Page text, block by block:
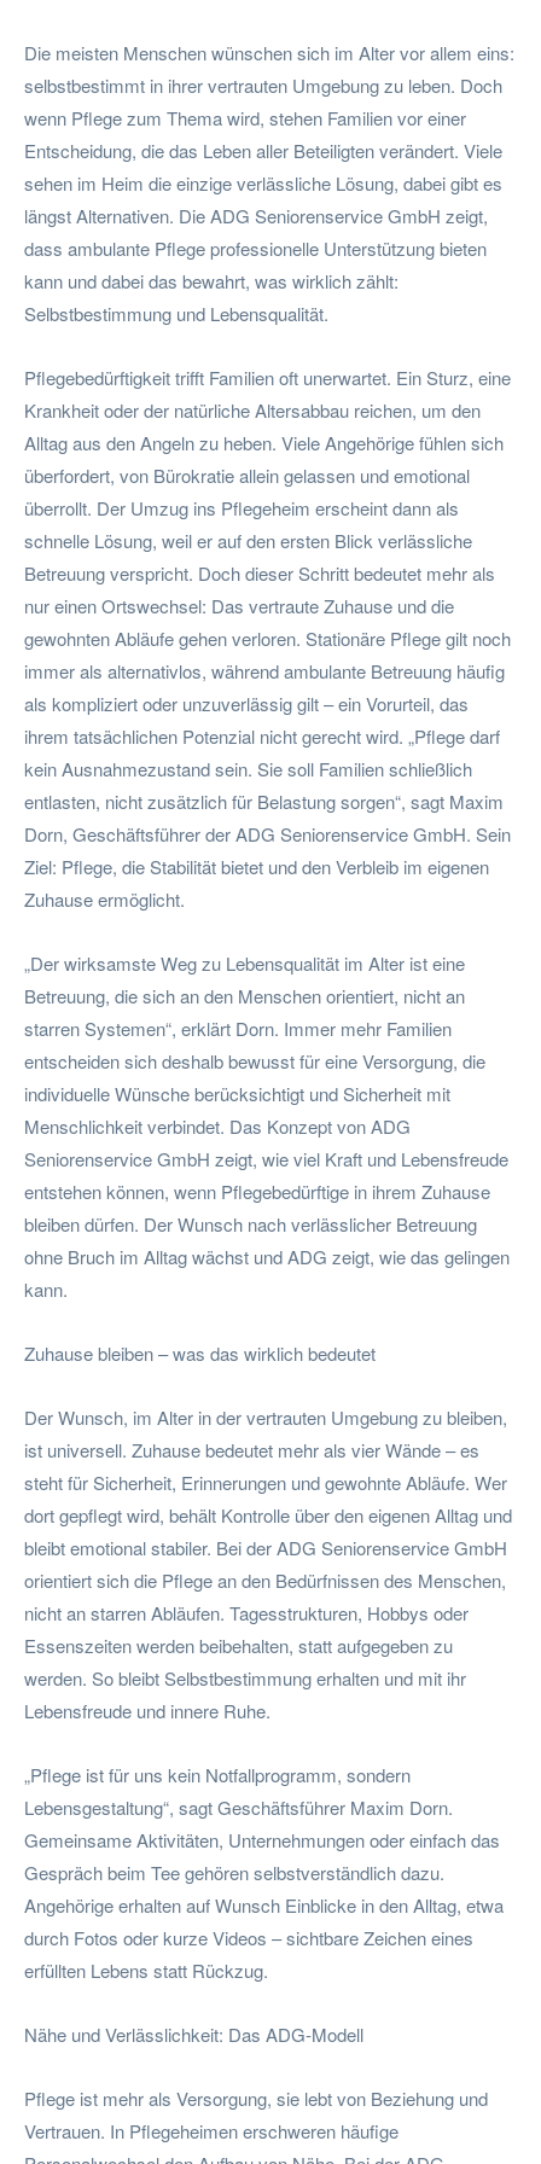
Die meisten Menschen wünschen sich im Alter vor allem eins:
selbstbestimmt in ihrer vertrauten Umgebung zu leben. Doch
wenn Pflege zum Thema wird, stehen Familien vor einer
Entscheidung, die das Leben aller Beteiligten verändert. Viele
sehen im Heim die einzige verlässliche Lösung, dabei gibt es
längst Alternativen. Die ADG Seniorenservice GmbH zeigt,
dass ambulante Pflege professionelle Unterstützung bieten
kann und dabei das bewahrt, was wirklich zählt:
Selbstbestimmung und Lebensqualität.
Pflegebedürftigkeit trifft Familien oft unerwartet. Ein Sturz, eine
Krankheit oder der natürliche Altersabbau reichen, um den
Alltag aus den Angeln zu heben. Viele Angehörige fühlen sich
überfordert, von Bürokratie allein gelassen und emotional
überrollt. Der Umzug ins Pflegeheim erscheint dann als
schnelle Lösung, weil er auf den ersten Blick verlässliche
Betreuung verspricht. Doch dieser Schritt bedeutet mehr als
nur einen Ortswechsel: Das vertraute Zuhause und die
gewohnten Abläufe gehen verloren. Stationäre Pflege gilt noch
immer als alternativlos, während ambulante Betreuung häufig
als kompliziert oder unzuverlässig gilt – ein Vorurteil, das
ihrem tatsächlichen Potenzial nicht gerecht wird. „Pflege darf
kein Ausnahmezustand sein. Sie soll Familien schließlich
entlasten, nicht zusätzlich für Belastung sorgen“, sagt Maxim
Dorn, Geschäftsführer der ADG Seniorenservice GmbH. Sein
Ziel: Pflege, die Stabilität bietet und den Verbleib im eigenen
Zuhause ermöglicht.
„Der wirksamste Weg zu Lebensqualität im Alter ist eine
Betreuung, die sich an den Menschen orientiert, nicht an
starren Systemen“, erklärt Dorn. Immer mehr Familien
entscheiden sich deshalb bewusst für eine Versorgung, die
individuelle Wünsche berücksichtigt und Sicherheit mit
Menschlichkeit verbindet. Das Konzept von ADG
Seniorenservice GmbH zeigt, wie viel Kraft und Lebensfreude
entstehen können, wenn Pflegebedürftige in ihrem Zuhause
bleiben dürfen. Der Wunsch nach verlässlicher Betreuung
ohne Bruch im Alltag wächst und ADG zeigt, wie das gelingen
kann.
Zuhause bleiben – was das wirklich bedeutet
Der Wunsch, im Alter in der vertrauten Umgebung zu bleiben,
ist universell. Zuhause bedeutet mehr als vier Wände – es
steht für Sicherheit, Erinnerungen und gewohnte Abläufe. Wer
dort gepflegt wird, behält Kontrolle über den eigenen Alltag und
bleibt emotional stabiler. Bei der ADG Seniorenservice GmbH
orientiert sich die Pflege an den Bedürfnissen des Menschen,
nicht an starren Abläufen. Tagesstrukturen, Hobbys oder
Essenszeiten werden beibehalten, statt aufgegeben zu
werden. So bleibt Selbstbestimmung erhalten und mit ihr
Lebensfreude und innere Ruhe.
„Pflege ist für uns kein Notfallprogramm, sondern
Lebensgestaltung“, sagt Geschäftsführer Maxim Dorn.
Gemeinsame Aktivitäten, Unternehmungen oder einfach das
Gespräch beim Tee gehören selbstverständlich dazu.
Angehörige erhalten auf Wunsch Einblicke in den Alltag, etwa
durch Fotos oder kurze Videos – sichtbare Zeichen eines
erfüllten Lebens statt Rückzug.
Nähe und Verlässlichkeit: Das ADG-Modell
Pflege ist mehr als Versorgung, sie lebt von Beziehung und
Vertrauen. In Pflegeheimen erschweren häufige